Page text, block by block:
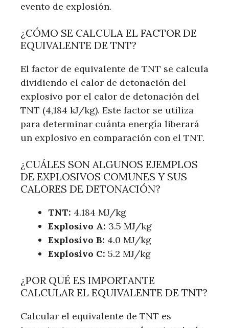
evento de explosión.
¿CÓMO SE CALCULA EL FACTOR DE
EQUIVALENTE DE TNT?
El factor de equivalente de TNT se calcula
dividiendo el calor de detonación del
explosivo por el calor de detonación del
TNT (4,184 kJ/kg). Este factor se utiliza
para determinar cuánta energía liberará
un explosivo en comparación con el TNT.
¿CUÁLES SON ALGUNOS EJEMPLOS
DE EXPLOSIVOS COMUNES Y SUS
CALORES DE DETONACIÓN?
TNT: 4.184 MJ/kg
Explosivo A: 3.5 MJ/kg
Explosivo B: 4.0 MJ/kg
Explosivo C: 5.2 MJ/kg
¿POR QUÉ ES IMPORTANTE
CALCULAR EL EQUIVALENTE DE TNT?
Calcular el equivalente de TNT es